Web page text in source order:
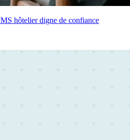
hôtelier digne de confiance